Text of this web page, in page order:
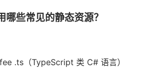
哪些常见的静态资源？
.ts（TypeScript 类 C# 语言）